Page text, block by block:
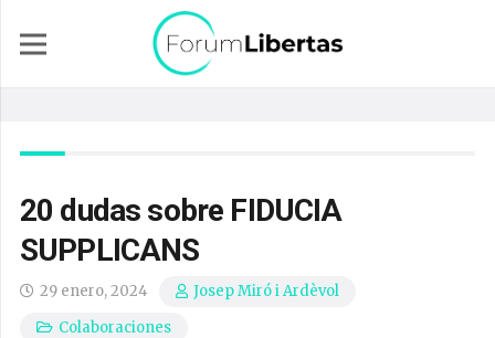
20 dudas sobre FIDUCIA
SUPPLICANS
29 enero, 2024
Josep Miró i Ardèvol
Colaboraciones